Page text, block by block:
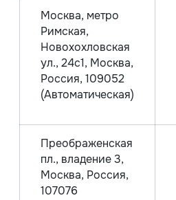
Москва, метро
Римская,
Новохохловская
ул., 24с1, Москва,
Россия, 109052
(Автоматическая)
Преображенская
пл., владение 3,
Москва, Россия,
107076